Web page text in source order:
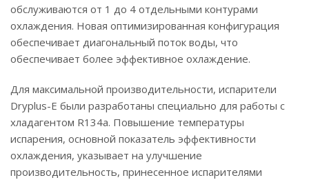
обслуживаются от 1 до 4 отдельными контурами
охлаждения. Новая оптимизированная конфигурация
обеспечивает диагональный поток воды, что
обеспечивает более эффективное охлаждение.
Для максимальной производительности, испарители
Dryplus-E были разработаны специально для работы с
хладагентом R134a. Повышение температуры
испарения, основной показатель эффективности
охлаждения, указывает на улучшение
производительность, принесенное испарителями